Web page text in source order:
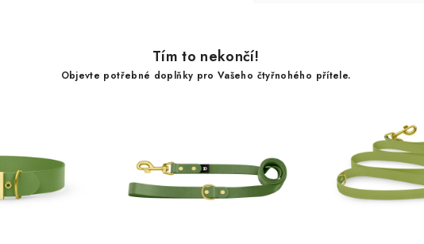
Tím to nekončí!
Objevte potřebné doplňky pro Vašeho čtyřnohého přítele.